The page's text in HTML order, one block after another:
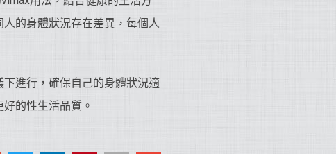
的身體狀況存在差異，每個人
進行，確保自己的身體狀況適
的性生活品質。